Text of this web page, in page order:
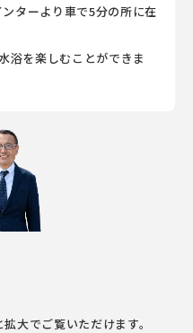
ターより車で5分の所に在
浴を楽しむことができま
大でご覧いただけます。